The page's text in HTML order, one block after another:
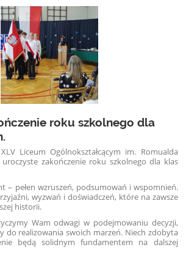
roku szkolnego dla
Liceum Ogólnokształcącym im. Romualda
zakończenie roku szkolnego dla klas
– pełen wzruszeń, podsumowań i wspomnień.
wyzwań i doświadczeń, które na zawsze
historii.
Wam odwagi w podejmowaniu decyzji,
do realizowania swoich marzeń. Niech zdobyta
będą solidnym fundamentem na dalszej